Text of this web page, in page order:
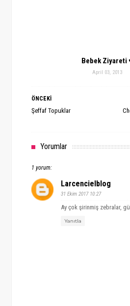
Bebek Ziyareti
April 03, 2013
ÖNCEKİ
Şeffaf Topuklar
Yorumlar
1 yorum:
Larcencielblog
31 Ekim 2017 10:27
Ay çok şirinmiş zebralar,
Yanıtla